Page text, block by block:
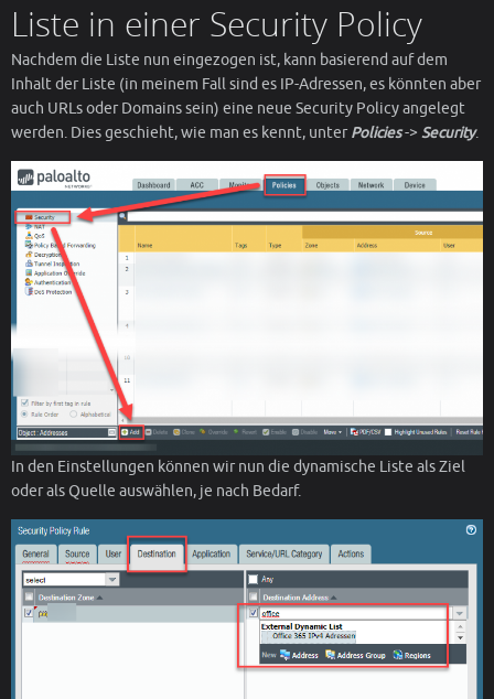
Liste in einer Security Policy
Nachdem die Liste nun eingezogen ist, kann basierend auf dem
Inhalt der Liste (in meinem Fall sind es IP-Adressen, es könnten aber
auch URLs oder Domains sein) eine neue Security Policy angelegt
werden. Dies geschieht, wie man es kennt, unter Policies-> Security.
In den Einstellungen können wir nun die dynamische Liste als Ziel
oder als Quelle auswählen, je nach Bedarf.